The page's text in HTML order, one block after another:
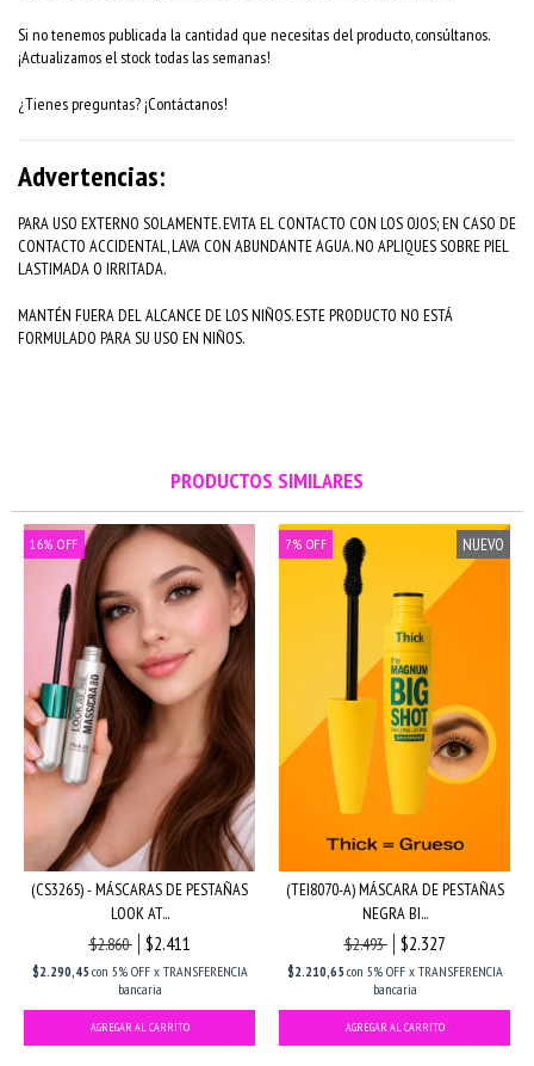
Si no tenemos publicada la cantidad que necesitas del producto, consúltanos.
¡Actualizamos el stock todas las semanas!
¿Tienes preguntas? ¡Contáctanos!
Advertencias:
PARA USO EXTERNO SOLAMENTE. EVITA EL CONTACTO CON LOS OJOS; EN CASO DE
CONTACTO ACCIDENTAL, LAVA CON ABUNDANTE AGUA. NO APLIQUES SOBRE PIEL
LASTIMADA O IRRITADA.
MANTÉN FUERA DEL ALCANCE DE LOS NIÑOS. ESTE PRODUCTO NO ESTÁ
FORMULADO PARA SU USO EN NIÑOS.
PRODUCTOS SIMILARES
16% OFF
(CS3265) - MÁSCARAS DE PESTAÑAS
LOOK AT...
$2.860
$2.411
$2.290,45 con 5% OFF x TRANSFERENCIA
bancaria
7% OFF NUEVO
(TEI8070-A) MÁSCARA DE PESTAÑAS
NEGRA BI...
$2.493
$2.327
$2.210,65 con 5% OFF x TRANSFERENCIA
bancaria